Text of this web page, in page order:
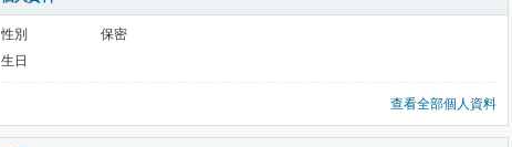
性別
保密
生日
查看全部個人資料